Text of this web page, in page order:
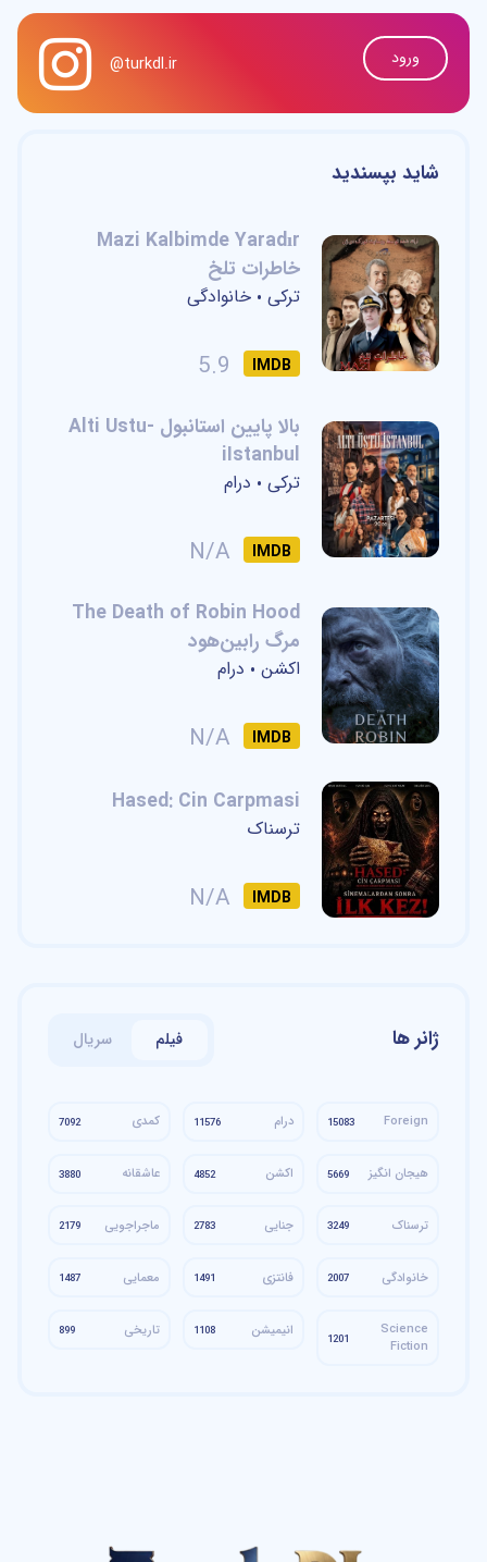
@turkdl.ir ورود
شاید بپسندید
Mazi Kalbimde Yaradır
خاطرات تلخ
ترکی • خانوادگی
IMDB
5.9
بالا پایین استانبول -Alti Ustu
iIstanbul
ترکی • درام
IMDB
N/A
The Death of Robin Hood
مرگ رابین‌هود
اکشن • درام
IMDB
N/A
Hased: Cin Carpmasi
ترسناک
IMDB
N/A
ژانر ها فیلم سریال
Foreign
15083 درام 11576 کمدی 7092
هیجان انگیز 5669 اکشن 4852 عاشقانه 3880
ترسناک 3249 جنایی 2783 ماجراجویی 2179
خانوادگی 2007 فانتزی 1491 معمایی 1487
Science
Fiction
1201 انیمیشن 1108 تاریخی 899